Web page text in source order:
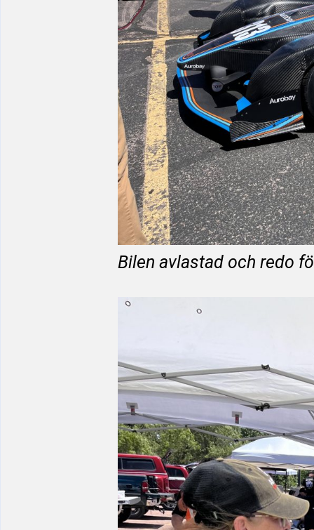
Bilen avlastad och redo